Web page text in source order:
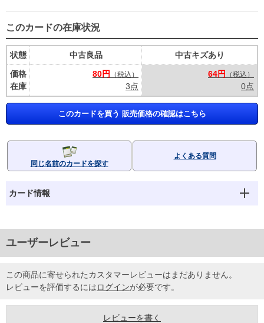
このカードの在庫状況
状態
価格
在庫
中古良品
80円
（税込）
3点
中古キズあり
64円
（税込）
0点
このカードを買う 販売価格の確認はこちら
同じ名前のカードを探す
よくある質問
カード情報
ユーザーレビュー
この商品に寄せられたカスタマーレビューはまだありません。
レビューを評価するにはログインが必要です。
レビューを書く